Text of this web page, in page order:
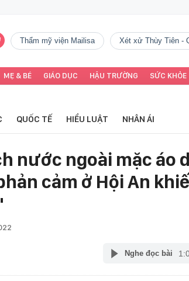
Thẩm mỹ viện Mailisa Xét xử Thùy Tiên -
MẸ & BÉ GIÁO DỤC HẬU TRƯỜNG SỨC KHỎE
QUỐC TẾ HIỂU LUẬT NHÂN ÁI
nước ngoài mặc áo
cảm ở Hội An
Nghe đọc bài